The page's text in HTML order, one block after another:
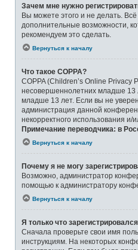
Зачем мне нужно
Вы можете этого и не делать.
дополнительные возможности,
рекомендуем это сделать.
Вернуться к началу
Что такое COPPA?
COPPA (Children’s Online
несовершеннолетних младше 13
младше 13 лет. Если вы не
администрация данной
некорректного использования
Примечание переводчика: в
Вернуться к началу
Почему я не могу
Возможно, администратор
помощью к администратору
Вернуться к началу
Я только что
Сначала проверьте свои имя
инструкциям. На некоторых